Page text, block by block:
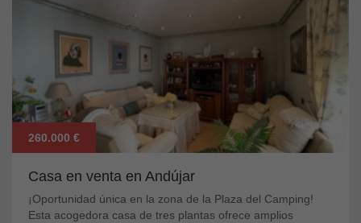
260.000 €
Casa en venta en Andújar
¡Oportunidad única en la zona de la Plaza del Camping!
Esta acogedora casa de tres plantas ofrece amplios